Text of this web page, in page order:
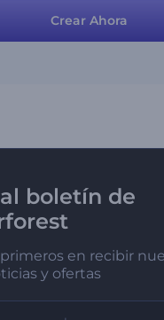
Crear Ahora
boletín de
primeros en recibir
y ofertas